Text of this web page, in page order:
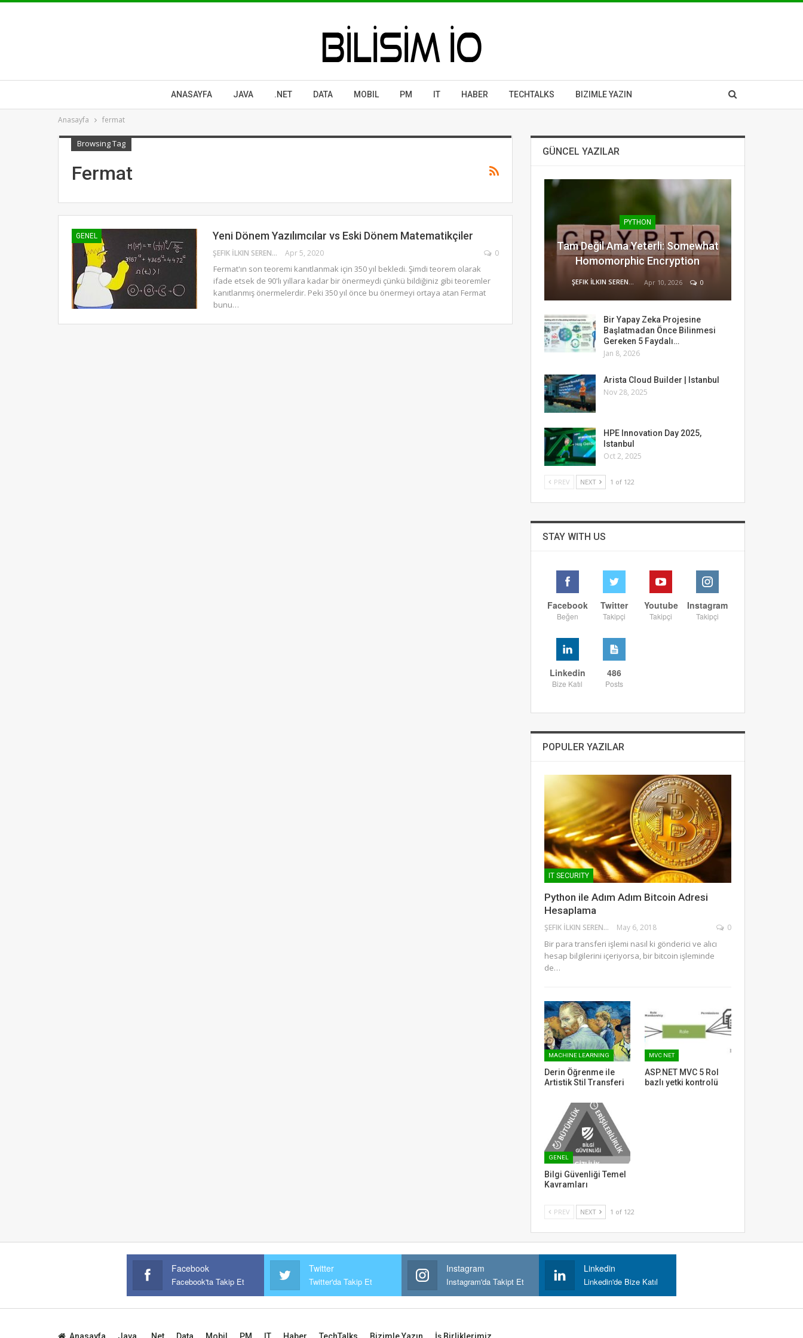
ANASAYFA JAVA .NET DATA MOBIL PM IT HABER TECHTALKS BIZIMLE YAZIN
Anasayfa fermat
Browsing Tag
Fermat
GENEL Yeni Dönem Yazılımcılar vs Eski Dönem Matematikçiler
ŞEFIK İLKIN SERENGIL Apr 5, 2020 0
Fermat'ın son teoremi kanıtlanmak için 350 yıl bekledi. Şimdi teorem olarak
ifade etsek de 90'lı yıllara kadar bir önermeydi çünkü bildiğiniz gibi teoremler
kanıtlanmış önermelerdir. Peki 350 yıl önce bu önermeyi ortaya atan Fermat
bunu…
GÜNCEL YAZILAR
PYTHON
Tam Değil Ama Yeterli: Somewhat
Homomorphic Encryption
ŞEFIK İLKIN SERENGIL Apr 10, 2026 0
Bir Yapay Zeka Projesine
Başlatmadan Önce Bilinmesi
Gereken 5 Faydalı…
Jan 8, 2026
Arista Cloud Builder | Istanbul
Nov 28, 2025
HPE Innovation Day 2025,
Istanbul
Oct 2, 2025
PREV NEXT 1 of 122
STAY WITH US
Facebook
Beğen
Twitter
Takipçi
Youtube
Takipçi
Instagram
Takipçi
Linkedin
Bize Katıl
486
Posts
POPULER YAZILAR
IT SECURITY
Python ile Adım Adım Bitcoin Adresi
Hesaplama
ŞEFIK İLKIN SERENGIL May 6, 2018 0
Bir para transferi işlemi nasıl ki gönderici ve alıcı
hesap bilgilerini içeriyorsa, bir bitcoin işleminde
de…
MACHINE LEARNING
Derin Öğrenme ile
Artistik Stil Transferi
MVC NET
ASP.NET MVC 5 Rol
bazlı yetki kontrolü
GENEL
Bilgi Güvenliği Temel
Kavramları
PREV NEXT 1 of 122
Facebook
Facebook'ta Takip Et
Twitter
Twitter'da Takip Et
Instagram
Instagram'da Takipt Et
Linkedin
Linkedin'de Bize Katıl
Anasayfa Java .Net Data Mobil PM IT Haber TechTalks Bizimle Yazın İş Birliklerimiz